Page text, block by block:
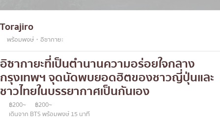
Torajiro
พร้อมพงษ์・อิซากายะ
อิซากายะที่เป็นตำนานความอร่อยใจกลาง
กรุงเทพฯ จุดนัดพบยอดฮิตของชาวญี่ปุ่นและ
ชาวไทยในบรรยากาศเป็นกันเอง
฿200~
฿200~
เดินจาก BTS พร้อมพงษ์ 15 นาที